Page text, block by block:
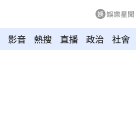
娛樂星聞
影音 熱搜 直播 政治 社會